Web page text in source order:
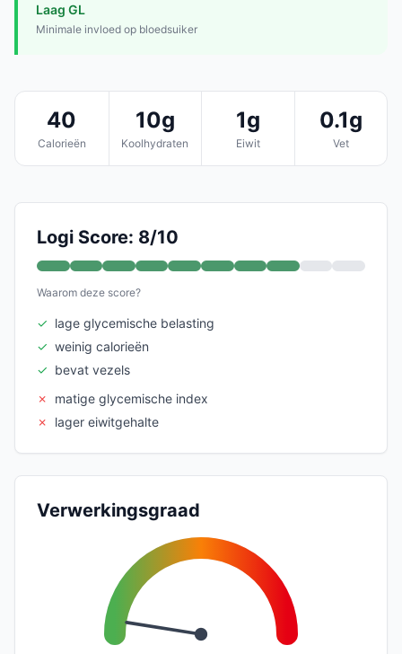
Laag GL
Minimale invloed op bloedsuiker
40
Calorieën
10g
Koolhydraten
1g
Eiwit
0.1g
Vet
Logi Score: 8/10
Waarom deze score?
✓ lage glycemische belasting
✓ weinig calorieën
✓ bevat vezels
✗
matige glycemische index
✗
lager eiwitgehalte
Verwerkingsgraad